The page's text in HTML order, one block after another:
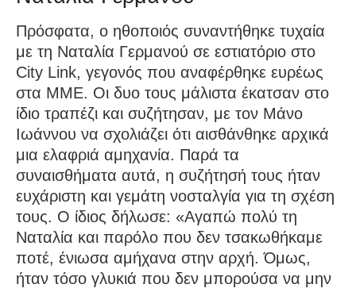
Πρόσφατα, ο ηθοποιός συναντήθηκε τυχαία
με τη Ναταλία Γερμανού σε εστιατόριο στο
City Link, γεγονός που αναφέρθηκε ευρέως
στα ΜΜΕ. Οι δυο τους μάλιστα έκατσαν στο
ίδιο τραπέζι και συζήτησαν, με τον Μάνο
Ιωάννου να σχολιάζει ότι αισθάνθηκε αρχικά
μια ελαφριά αμηχανία. Παρά τα
συναισθήματα αυτά, η συζήτησή τους ήταν
ευχάριστη και γεμάτη νοσταλγία για τη σχέση
τους. Ο ίδιος δήλωσε: «Αγαπώ πολύ τη
Ναταλία και παρόλο που δεν τσακωθήκαμε
ποτέ, ένιωσα αμήχανα στην αρχή. Όμως,
ήταν τόσο γλυκιά που δεν μπορούσα να μην